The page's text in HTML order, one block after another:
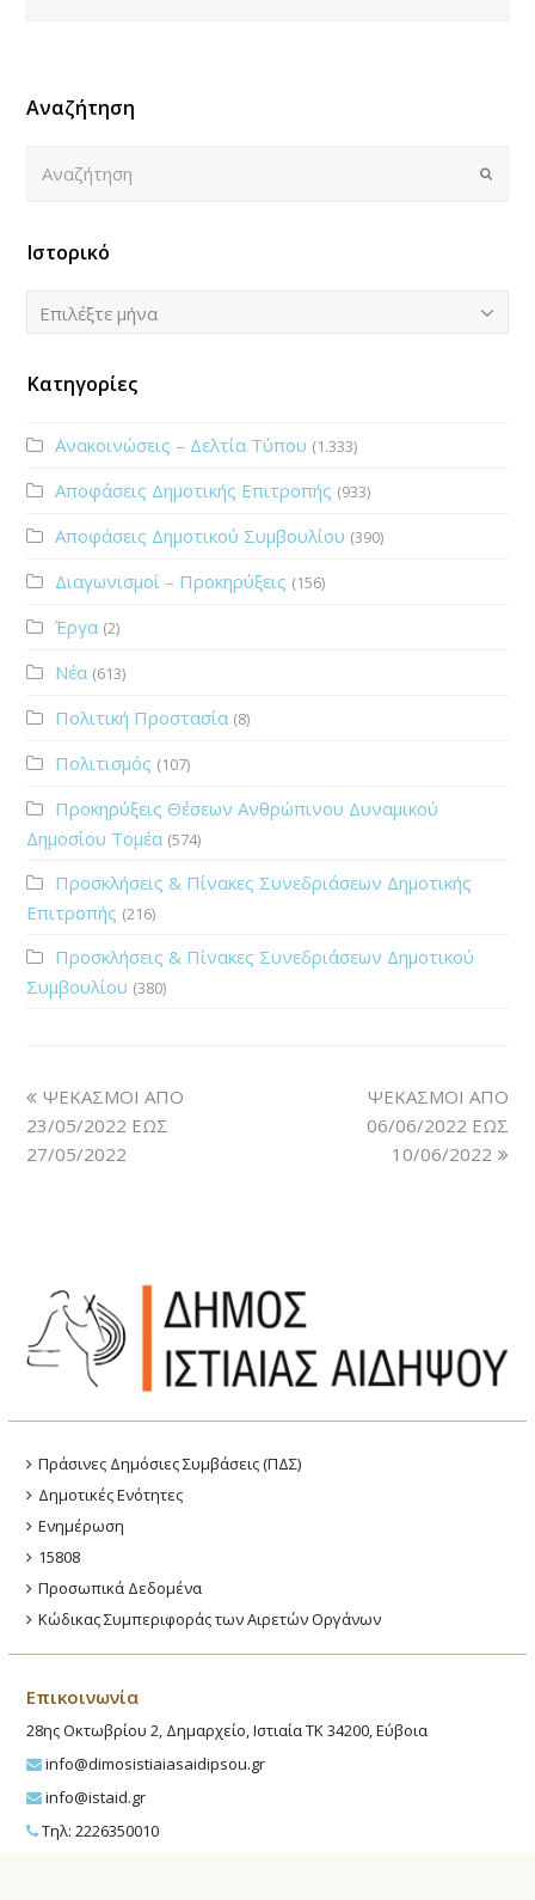
Αναζήτηση
Submit
Ιστορικό
Ιστορικό
Επιλέξτε μήνα
Κατηγορίες
Ανακοινώσεις – Δελτία Τύπου (1.333)
Αποφάσεις Δημοτικής Επιτροπής (933)
Αποφάσεις Δημοτικού Συμβουλίου (390)
Διαγωνισμοί – Προκηρύξεις (156)
Έργα (2)
Νέα (613)
Πολιτική Προστασία (8)
Πολιτισμός (107)
Προκηρύξεις Θέσεων Ανθρώπινου Δυναμικού
Δημοσίου Τομέα (574)
Προσκλήσεις & Πίνακες Συνεδριάσεων Δημοτικής
Επιτροπής (216)
Προσκλήσεις & Πίνακες Συνεδριάσεων Δημοτικού
Συμβουλίου (380)
ΨΕΚΑΣΜΟΙ ΑΠΟ
23/05/2022 ΕΩΣ
27/05/2022
ΨΕΚΑΣΜΟΙ ΑΠΟ
06/06/2022 ΕΩΣ
10/06/2022
Πράσινες Δημόσιες Συμβάσεις (ΠΔΣ)
Δημοτικές Ενότητες
Ενημέρωση
15808
Προσωπικά Δεδομένα
Κώδικας Συμπεριφοράς των Αιρετών Οργάνων
Επικοινωνία
28ης Οκτωβρίου 2, Δημαρχείο, Ιστιαία ΤΚ 34200, Εύβοια
info@dimosistiaiasaidipsou.gr
info@istaid.gr
Τηλ: 2226350010